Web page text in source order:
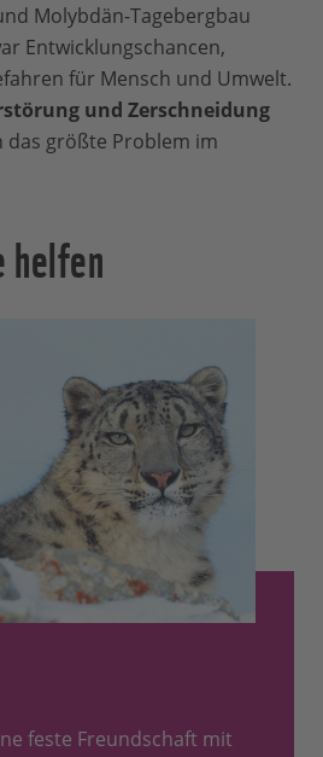
Molybdän-Tagebergbau
Entwicklungschancen,
für Mensch und Umwelt.
und Zerschneidung
größte Problem im
helfen
feste Freundschaft mit